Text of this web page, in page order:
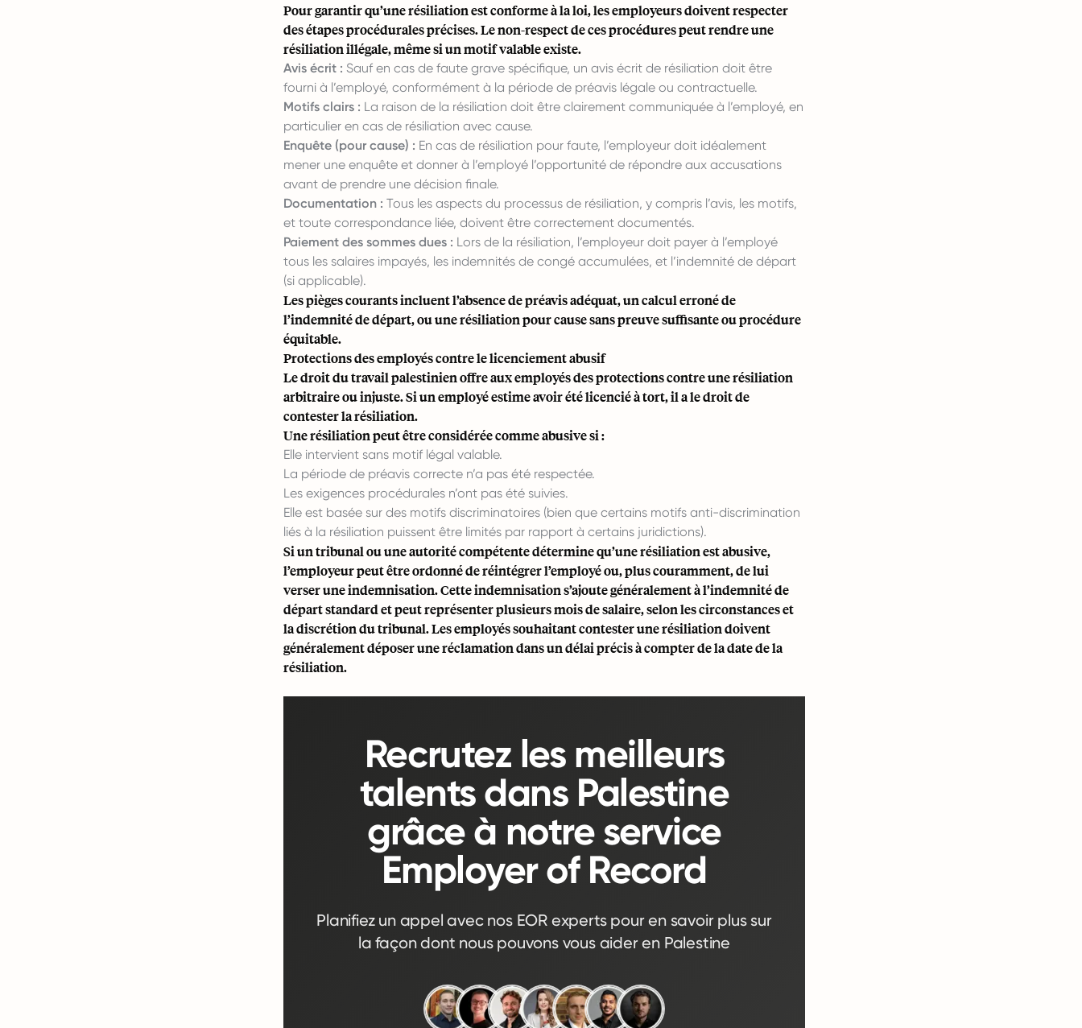
Pour garantir qu’une résiliation est conforme à la loi, les employeurs doivent respecter
des étapes procédurales précises. Le non-respect de ces procédures peut rendre une
résiliation illégale, même si un motif valable existe.
Avis écrit : Sauf en cas de faute grave spécifique, un avis écrit de résiliation doit être
fourni à l’employé, conformément à la période de préavis légale ou contractuelle.
Motifs clairs : La raison de la résiliation doit être clairement communiquée à l’employé, en
particulier en cas de résiliation avec cause.
Enquête (pour cause) : En cas de résiliation pour faute, l’employeur doit idéalement
mener une enquête et donner à l’employé l’opportunité de répondre aux accusations
avant de prendre une décision finale.
Documentation : Tous les aspects du processus de résiliation, y compris l’avis, les motifs,
et toute correspondance liée, doivent être correctement documentés.
Paiement des sommes dues : Lors de la résiliation, l’employeur doit payer à l’employé
tous les salaires impayés, les indemnités de congé accumulées, et l’indemnité de départ
(si applicable).
Les pièges courants incluent l’absence de préavis adéquat, un calcul erroné de
l’indemnité de départ, ou une résiliation pour cause sans preuve suffisante ou procédure
équitable.
Protections des employés contre le licenciement abusif
Le droit du travail palestinien offre aux employés des protections contre une résiliation
arbitraire ou injuste. Si un employé estime avoir été licencié à tort, il a le droit de
contester la résiliation.
Une résiliation peut être considérée comme abusive si :
Elle intervient sans motif légal valable.
La période de préavis correcte n’a pas été respectée.
Les exigences procédurales n’ont pas été suivies.
Elle est basée sur des motifs discriminatoires (bien que certains motifs anti-discrimination
liés à la résiliation puissent être limités par rapport à certains juridictions).
Si un tribunal ou une autorité compétente détermine qu’une résiliation est abusive,
l’employeur peut être ordonné de réintégrer l’employé ou, plus couramment, de lui
verser une indemnisation. Cette indemnisation s’ajoute généralement à l’indemnité de
départ standard et peut représenter plusieurs mois de salaire, selon les circonstances et
la discrétion du tribunal. Les employés souhaitant contester une résiliation doivent
généralement déposer une réclamation dans un délai précis à compter de la date de la
résiliation.
Recrutez les meilleurs
talents dans Palestine
grâce à notre service
Employer of Record
Planifiez un appel avec nos EOR experts pour en savoir plus sur
la façon dont nous pouvons vous aider en Palestine